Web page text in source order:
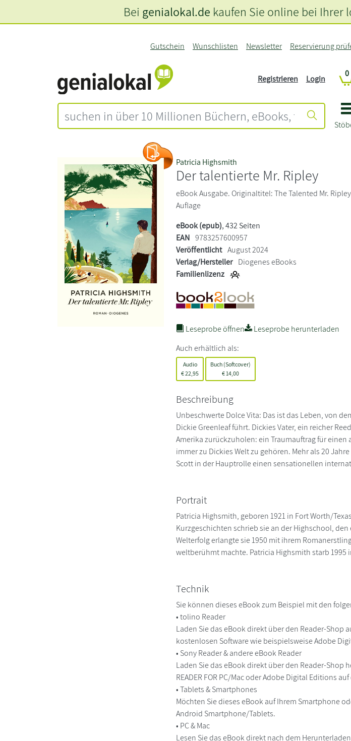
Gutschein Wunschlisten Newsletter Reservierung
Registrieren Login
0
Bei genialokal.de kaufen Sie online bei Ihrer
Patricia Highsmith
Der talentierte Mr. Ripley
eBook Ausgabe. Originaltitel: The Talented Mr.
Auflage
eBook (epub), 432 Seiten
EAN 9783257600957
Veröffentlicht August 2024
Verlag/Hersteller Diogenes eBooks
Familienlizenz
Leseprobe öffnen
Leseprobe herunterladen
Auch erhältlich als:
Audio
€22,95
Buch (Softcover)
€ 14,00
Beschreibung
Unbeschwerte Dolce Vita: Das ist das Leben, von
Dickie Greenleaf führt. Dickies Vater, ein reicher
Amerika zurückzuholen: ein Traumauftrag für
immer zu Dickies Welt zu gehören. Mehr als 20
Scott in der Hauptrolle einen sensationellen
Portrait
Patricia Highsmith, geboren 1921 in Fort Worth/
Kurzgeschichten schrieb sie an der Highschool,
Welterfolg erlangte sie 1950 mit ihrem
weltberühmt machte. Patricia Highsmith starb 1995
Technik
Sie können dieses eBook zum Beispiel mit den
• tolino Reader
Laden Sie das eBook direkt über den Reader-
kostenlosen Software wie beispielsweise Adobe
• Sony Reader & andere eBook Reader
Laden Sie das eBook direkt über den Reader-Shop
READER FOR PC/Mac oder Adobe Digital Editions
• Tablets & Smartphones
Möchten Sie dieses eBook auf Ihrem Smartphone
Android Smartphone/Tablets.
• PC & Mac
Lesen Sie das eBook direkt nach dem